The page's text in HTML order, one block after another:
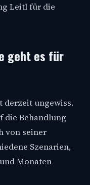
Leitl für die
geht es für
derzeit ungewiss.
die Behandlung
von seiner
Szenarien,
Monaten